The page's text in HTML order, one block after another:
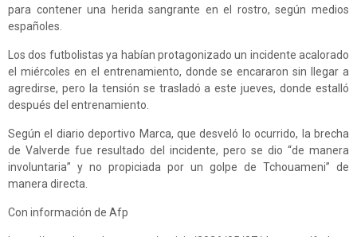
para contener una herida sangrante en el rostro, según medios
españoles.
Los dos futbolistas ya habían protagonizado un incidente acalorado
el miércoles en el entrenamiento, donde se encararon sin llegar a
agredirse, pero la tensión se trasladó a este jueves, donde estalló
después del entrenamiento.
Según el diario deportivo Marca, que desveló lo ocurrido, la brecha
de Valverde fue resultado del incidente, pero se dio “de manera
involuntaria” y no propiciada por un golpe de Tchouameni” de
manera directa.
Con información de Afp